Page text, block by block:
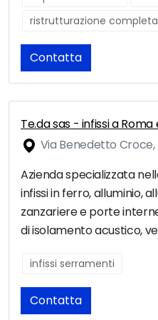
ristrutturazione completa
Contatta
Te.da sas - infissi a
Via Benedetto
Azienda specializzata
infissi in ferro, alluminio,
zanzariere e porte
di isolamento acustico,
infissi serramenti
Contatta